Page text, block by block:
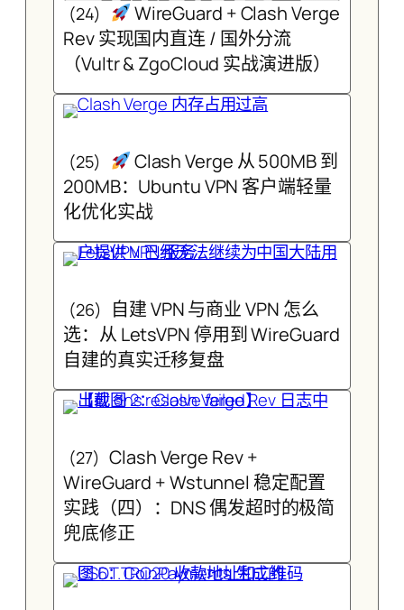
(24)
WireGuard + Clash Verge
Rev 实现国内直连 / 国外分流
（Vultr & ZgoCloud 实战演进版）
(25)
Clash Verge 从 500MB 到
200MB：Ubuntu VPN 客户端轻量
化优化实战
(26)
自建 VPN 与商业 VPN 怎么
选：从 LetsVPN 停用到 WireGuard
自建的真实迁移复盘
(27) Clash Verge Rev +
WireGuard + Wstunnel 稳定配置
实践（四）：DNS 偶发超时的极简
兜底修正